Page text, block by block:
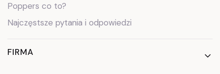
Poppers co to?
Najczęstsze pytania i odpowiedzi
FIRMA